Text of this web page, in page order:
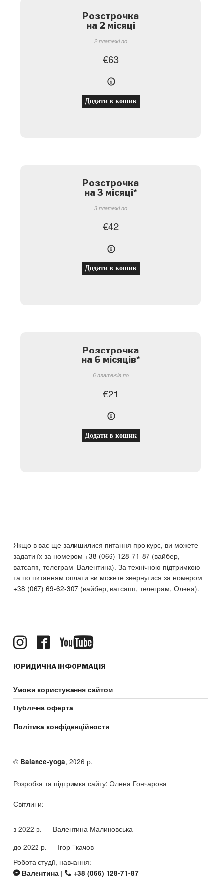
Розстрочка
на 2 місяці
2 платежі по
€63
Додати в кошик
Розстрочка
на 3 місяці*
3 платежі по
€42
Додати в кошик
Розстрочка
на 6 місяців*
6 платежів по
€21
Додати в кошик
Якщо в вас ще залишилися питання про курс, ви можете
задати їх за номером +38 (066) 128-71-87 (вайбер,
ватсапп, телеграм, Валентина). За технічною підтримкою
та по питанням оплати ви можете звернутися за номером
+38 (067) 69-62-307 (вайбер, ватсапп, телеграм, Олена).
ЮРИДИЧНА ІНФОРМАЦІЯ
Умови користування сайтом
Публічна оферта
Політика конфіденційности
© Balance-yoga, 2026 р.
Розробка та підтримка сайту: Олена Гончарова
Світлини:
з 2022 р. — Валентина Малиновська
до 2022 р. — Ігор Ткачов
Робота студії, навчання:
Валентина | +38 (066) 128-71-87